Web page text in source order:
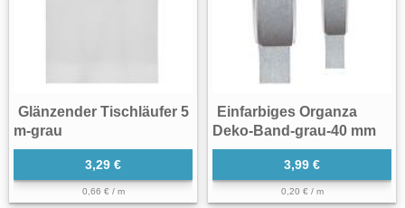
Glänzender Tischläufer 5
m-grau
3,29 €
0,66 € / m
Einfarbiges Organza
Deko-Band-grau-40 mm
3,99 €
0,20 € / m